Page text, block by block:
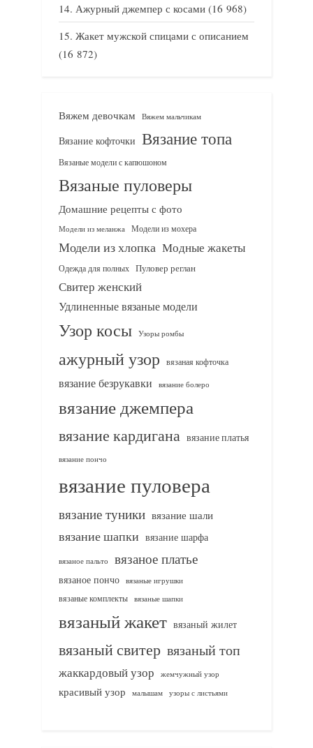
Ажурный джемпер с косами (16 968)
Жакет мужской спицами с описанием
(16 872)
Вяжем девочкам Вяжем мальчикам
Вязание кофточки Вязание топа
Вязаные модели с капюшоном
Вязаные пуловеры
Домашние рецепты с фото
Модели из меланжа Модели из мохера
Модели из хлопка Модные жакеты
Одежда для полных Пуловер реглан
Свитер женский
Удлиненные вязаные модели
Узор косы Узоры ромбы
ажурный узор вязаная кофточка
вязание безрукавки вязание болеро
вязание джемпера
вязание кардигана вязание платья
вязание пончо
вязание пуловера
вязание туники вязание шали
вязание шапки вязание шарфа
вязаное пальто вязаное платье
вязаное пончо вязаные игрушки
вязаные комплекты
вязаные шапки
вязаный жакет вязаный жилет
вязаный свитер вязаный топ
жаккардовый узор жемчужный узор
красивый узор малышам узоры с листьями